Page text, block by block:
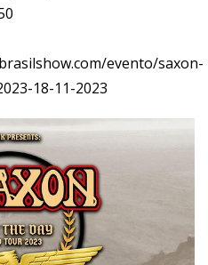
evento/saxon-
18-11-2023